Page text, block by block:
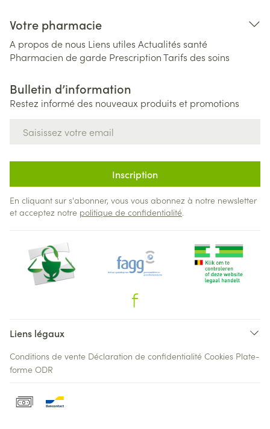
Votre pharmacie
A propos de nous Liens utiles Actualités santé
Pharmacien de garde PrescriptionTarifs des soins
Bulletin d’information
Restez informé des nouveaux produits et promotions
Inscription
En cliquant sur s'abonner, vous vous abonnez à notre newsletter
et acceptez notre politique de confidentialité.
Liens légaux
Conditions de vente Déclaration de confidentialité Cookies Plate-
forme ODR